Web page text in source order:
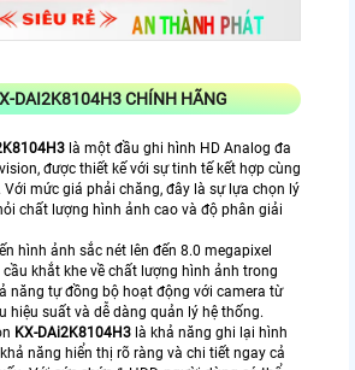
DAI2K8104H3CHÍNH HÃNG
là một đầu ghi hình HD Analog đa
được thiết kế với sự tinh tế kết hợp cùng
mức giá phải chăng, đây là sự lựa chọn lý
chất lượng hình ảnh cao và độ phân giải
hình ảnh sắc nét lên đến 8.0 megapixel
khắt khe về chất lượng hình ảnh trong
năng tự đồng bộ hoạt động với camera từ
hiệu suất và dễ dàng quản lý hệ thống.
KX-DAi2K8104H3 là khả năng ghi lại hình
năng hiển thị rõ ràng và chi tiết ngay cả